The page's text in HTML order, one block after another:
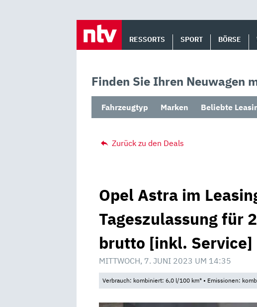
RESSORTS SPORT BÖRSE
Finden Sie Ihren Neuwagen
Fahrzeugtyp Marken Beliebte
Zurück zu den Deals
Opel Astra im
Tageszulassung für
brutto [inkl. Service]
MITTWOCH, 7. JUNI 2023 UM 14:35
Verbrauch: kombiniert: 6,0 l/100 km* • Emissionen: